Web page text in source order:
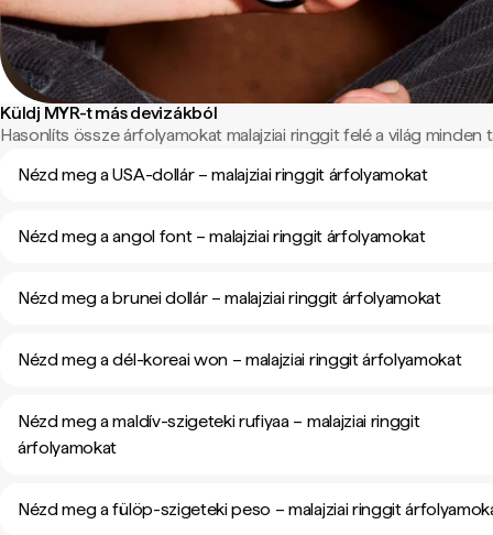
Küldj MYR-t más devizákból
Hasonlíts össze árfolyamokat malajziai ringgit felé a világ minden
Nézd meg a USA-dollár – malajziai ringgit árfolyamokat
Nézd meg a angol font – malajziai ringgit árfolyamokat
Nézd meg a brunei dollár – malajziai ringgit árfolyamokat
Nézd meg a dél-koreai won – malajziai ringgit árfolyamokat
Nézd meg a maldív-szigeteki rufiyaa – malajziai ringgit
árfolyamokat
Nézd meg a fülöp-szigeteki peso – malajziai ringgit